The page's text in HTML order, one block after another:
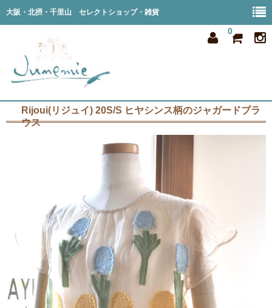
大阪・北摂・千里山 セレクトショップ・雑貨
0
home
shop info
contact
Rijoui(リジュイ) 20S/S ヒヤシンス柄のジャガードブラ
ウス